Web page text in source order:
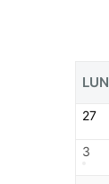
LUN
27
3